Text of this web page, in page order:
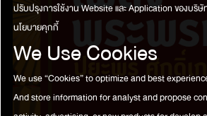
ปรับปรุงการใช้งาน Website และ Application ของบริ
นโยบายคุกกี้
We Use Cookies
We use “Cookies” to optimize and best
And store information for analyst and propose